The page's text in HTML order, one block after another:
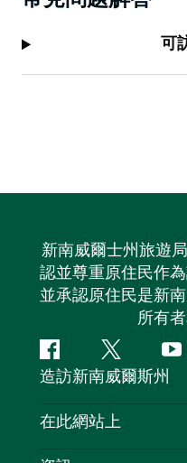
可
新南威爾士州旅遊
認並尊重原住民作
並承認原住民是新
所有
Facebook嘰
嘰
喳
造訪新南威爾斯州
聯絡我們
在此網站上